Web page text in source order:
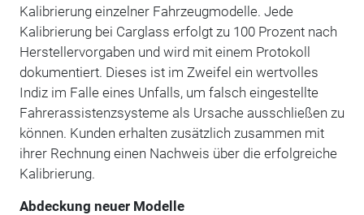
Kalibrierung einzelner Fahrzeugmodelle. Jede
Kalibrierung bei Carglass erfolgt zu 100 Prozent nach
Herstellervorgaben und wird mit einem Protokoll
dokumentiert. Dieses ist im Zweifel ein wertvolles
Indiz im Falle eines Unfalls, um falsch eingestellte
Fahrerassistenzsysteme als Ursache ausschließen zu
können. Kunden erhalten zusätzlich zusammen mit
ihrer Rechnung einen Nachweis über die erfolgreiche
Kalibrierung.
Abdeckung neuer Modelle